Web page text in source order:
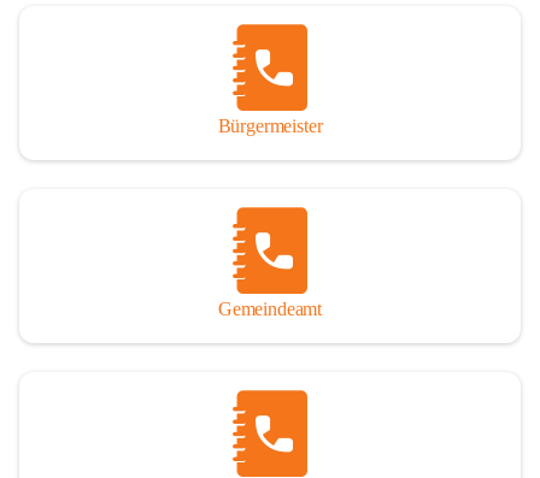
gedankt werden, die durch ihre Erinnerungen, Informationen und
durch das Überlassen von Fotos und Dokumenten zum Gesamtbild
dieses Buches wesentlich beigetragen haben.
Der Zeitdruck war enorm, um das Werk auch zeitgerecht für das
Jubiläumsjahr abschließen zu können. Daher mag um Nachsicht
Ausführlichkeit behandelt erscheinen, oder auch der eine oder
andere Fehler unterlief. Die Autoren haben nach ihren
individuellen Möglichkeiten mit bestem Wissen und Gewissen
Andreas Rohatsch wurde auf das System der Fußnoten verzichtet.
Wo eine genaue Quellenangabe sinnvoll und notwendig erschien,
sind die entsprechenden Quellenhinweise in den fließenden Text
eingearbeitet. Der leichteren Lesbarkeit halber ist auch von einer
Bürgermeister
Gemeindeamt